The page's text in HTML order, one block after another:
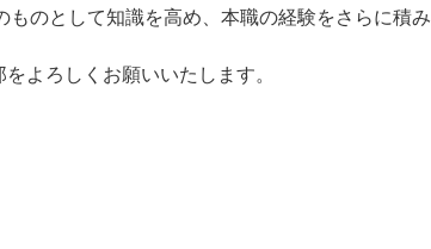
のとして知識を高め、本職の経験をさらに積み
よろしくお願いいたします。